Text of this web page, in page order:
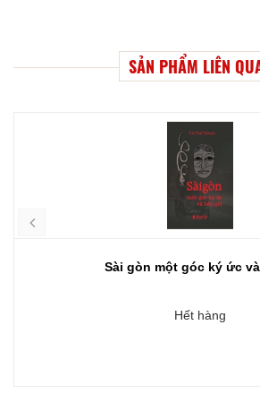
SẢN PHẨM LIÊN
Sài gòn một góc ký ức
Hết hàng